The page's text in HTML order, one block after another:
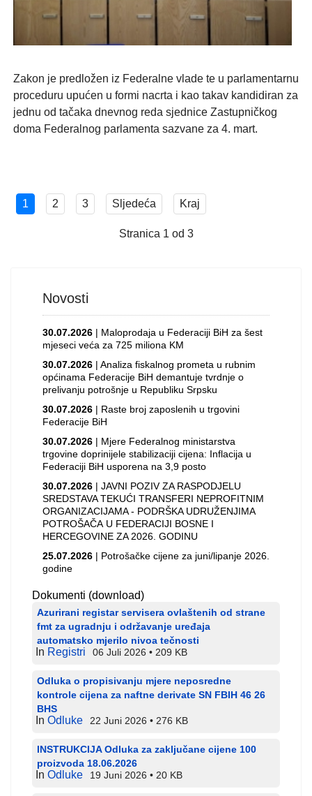
Zakon je predložen iz Federalne vlade te u parlamentarnu
proceduru upućen u formi nacrta i kao takav kandidiran za
jednu od tačaka dnevnog reda sjednice Zastupničkog
doma Federalnog parlamenta sazvane za 4. mart.
1 2 3 Sljedeća Kraj
Stranica 1 od 3
Novosti
30.07.2026 | Maloprodaja u Federaciji BiH za šest
mjeseci veća za 725 miliona KM
30.07.2026 | Analiza fiskalnog prometa u rubnim
općinama Federacije BiH demantuje tvrdnje o
prelivanju potrošnje u Republiku Srpsku
30.07.2026 | Raste broj zaposlenih u trgovini
Federacije BiH
30.07.2026 | Mjere Federalnog ministarstva
trgovine doprinijele stabilizaciji cijena: Inflacija u
Federaciji BiH usporena na 3,9 posto
30.07.2026 | JAVNI POZIV ZA RASPODJELU
SREDSTAVA TEKUĆI TRANSFERI NEPROFITNIM
ORGANIZACIJAMA - PODRŠKA UDRUŽENJIMA
POTROŠAČA U FEDERACIJI BOSNE I
HERCEGOVINE ZA 2026. GODINU
25.07.2026 | Potrošačke cijene za juni/lipanje 2026.
godine
Dokumenti (download)
Azurirani registar servisera ovlaštenih od strane
fmt za ugradnju i održavanje uređaja
automatsko mjerilo nivoa tečnosti
In Registri 06 Juli 2026 209 KB
Odluka o propisivanju mjere neposredne
kontrole cijena za naftne derivate SN FBIH 46 26
BHS
In Odluke 22 Juni 2026 276 KB
INSTRUKCIJA Odluka za zaključane cijene 100
proizvoda 18.06.2026
In Odluke 19 Juni 2026 20 KB